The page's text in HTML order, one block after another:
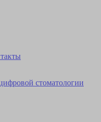
стоматологии